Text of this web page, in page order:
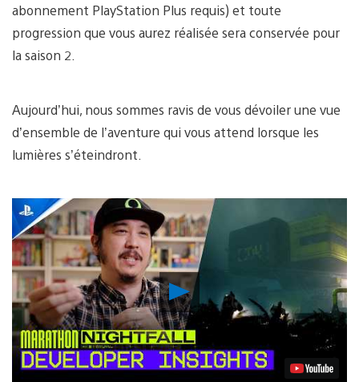
abonnement PlayStation Plus requis) et toute
progression que vous aurez réalisée sera conservée pour
la saison 2.
Aujourd’hui, nous sommes ravis de vous dévoiler une vue
d’ensemble de l’aventure qui vous attend lorsque les
lumières s’éteindront.
Lancer
la
vidéo